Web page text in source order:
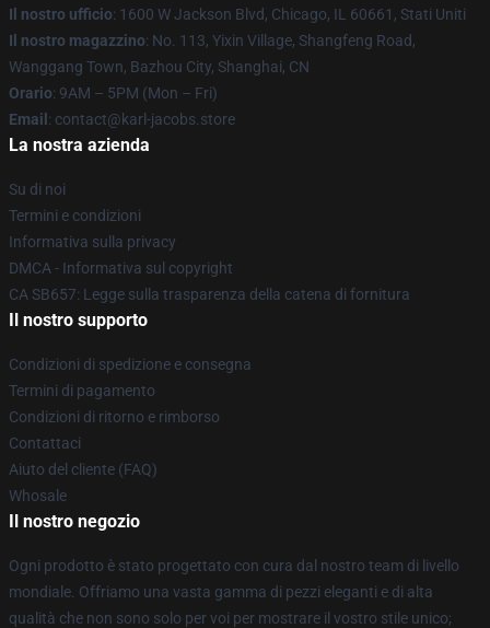
Il nostro ufficio: 1600 W Jackson Blvd, Chicago, IL 60661, Stati Uniti
Il nostro magazzino: No. 113, Yixin Village, Shangfeng Road,
Wanggang Town, Bazhou City, Shanghai, CN
Orario: 9AM – 5PM (Mon – Fri)
Email : contact@karl-jacobs.store
La nostra azienda
Su di noi
Termini e condizioni
Informativa sulla privacy
DMCA - Informativa sul copyright
CA SB657: Legge sulla trasparenza della catena di fornitura
Il nostro supporto
Condizioni di spedizione e consegna
Termini di pagamento
Condizioni di ritorno e rimborso
Contattaci
Aiuto del cliente (FAQ)
Whosale
Il nostro negozio
Ogni prodotto è stato progettato con cura dal nostro team di livello
mondiale. Offriamo una vasta gamma di pezzi eleganti e di alta
qualità che non sono solo per voi per mostrare il vostro stile unico;